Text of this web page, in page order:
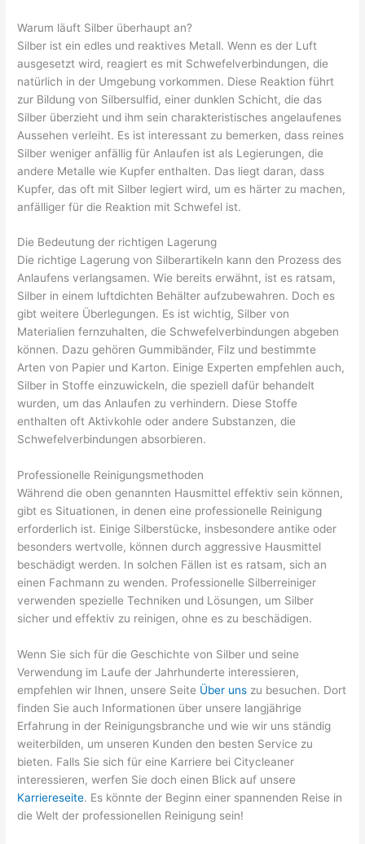
Warum läuft Silber überhaupt an?
Silber ist ein edles und reaktives Metall. Wenn es der Luft
ausgesetzt wird, reagiert es mit Schwefelverbindungen, die
natürlich in der Umgebung vorkommen. Diese Reaktion führt
zur Bildung von Silbersulfid, einer dunklen Schicht, die das
Silber überzieht und ihm sein charakteristisches angelaufenes
Aussehen verleiht. Es ist interessant zu bemerken, dass reines
Silber weniger anfällig für Anlaufen ist als Legierungen, die
andere Metalle wie Kupfer enthalten. Das liegt daran, dass
Kupfer, das oft mit Silber legiert wird, um es härter zu machen,
anfälliger für die Reaktion mit Schwefel ist.
Die Bedeutung der richtigen Lagerung
Die richtige Lagerung von Silberartikeln kann den Prozess des
Anlaufens verlangsamen. Wie bereits erwähnt, ist es ratsam,
Silber in einem luftdichten Behälter aufzubewahren. Doch es
gibt weitere Überlegungen. Es ist wichtig, Silber von
Materialien fernzuhalten, die Schwefelverbindungen abgeben
können. Dazu gehören Gummibänder, Filz und bestimmte
Arten von Papier und Karton. Einige Experten empfehlen auch,
Silber in Stoffe einzuwickeln, die speziell dafür behandelt
wurden, um das Anlaufen zu verhindern. Diese Stoffe
enthalten oft Aktivkohle oder andere Substanzen, die
Schwefelverbindungen absorbieren.
Professionelle Reinigungsmethoden
Während die oben genannten Hausmittel effektiv sein können,
gibt es Situationen, in denen eine professionelle Reinigung
erforderlich ist. Einige Silberstücke, insbesondere antike oder
besonders wertvolle, können durch aggressive Hausmittel
beschädigt werden. In solchen Fällen ist es ratsam, sich an
einen Fachmann zu wenden. Professionelle Silberreiniger
verwenden spezielle Techniken und Lösungen, um Silber
sicher und effektiv zu reinigen, ohne es zu beschädigen.
Wenn Sie sich für die Geschichte von Silber und seine
Verwendung im Laufe der Jahrhunderte interessieren,
empfehlen wir Ihnen, unsere Seite Über uns zu besuchen. Dort
finden Sie auch Informationen über unsere langjährige
Erfahrung in der Reinigungsbranche und wie wir uns ständig
weiterbilden, um unseren Kunden den besten Service zu
bieten. Falls Sie sich für eine Karriere bei Citycleaner
interessieren, werfen Sie doch einen Blick auf unsere
Karriereseite. Es könnte der Beginn einer spannenden Reise in
die Welt der professionellen Reinigung sein!